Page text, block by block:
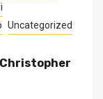
Uncategorized